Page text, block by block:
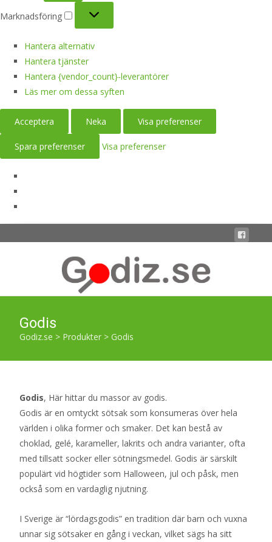
Marknadsföring
Hantera alternativ
Hantera tjänster
Hantera {vendor_count}-leverantörer
Läs mer om dessa syften
Acceptera Neka Visa preferenser
Spara preferenser Visa preferenser
Godis
Godiz.se > Produkter > Godis
Godis, Här hittar du massor av godis.
Godis är en omtyckt sötsak som konsumeras över hela
världen i olika former och smaker. Det kan bestå av
choklad, gelé, karameller, lakrits och andra varianter, ofta
med tillsatt socker eller sötningsmedel. Godis är särskilt
populärt vid högtider som Halloween, jul och påsk, men
också som en vardaglig njutning.
I Sverige är “lördagsgodis” en tradition där barn och vuxna
unnar sig sötsaker en gång i veckan, vilket sägs ha sitt